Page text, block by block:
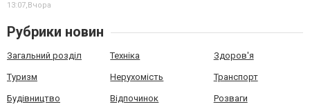
13:07, Вчора
Рубрики новин
Загальний розділ Техніка Здоров'я
Туризм Нерухомість Транспорт
Будівництво Відпочинок Розваги